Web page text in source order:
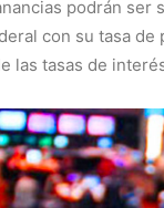
podrán
con su tasa
las tasas de